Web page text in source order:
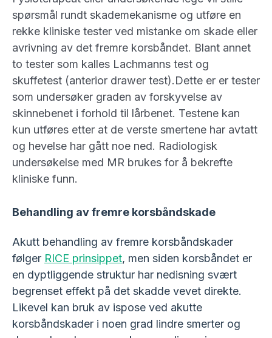
spørsmål rundt skademekanisme og utføre en
rekke kliniske tester ved mistanke om skade eller
avrivning av det fremre korsbåndet. Blant annet
to tester som kalles Lachmanns test og
skuffetest (anterior drawer test).Dette er er tester
som undersøker graden av forskyvelse av
skinnebenet i forhold til lårbenet. Testene kan
kun utføres etter at de verste smertene har avtatt
og hevelse har gått noe ned. Radiologisk
undersøkelse med MR brukes for å bekrefte
kliniske funn.
Behandling av fremre korsbåndskade
Akutt behandling av fremre korsbåndskader
følger RICE prinsippet, men siden korsbåndet er
en dyptliggende struktur har nedisning svært
begrenset effekt på det skadde vevet direkte.
Likevel kan bruk av ispose ved akutte
korsbåndskader i noen grad lindre smerter og